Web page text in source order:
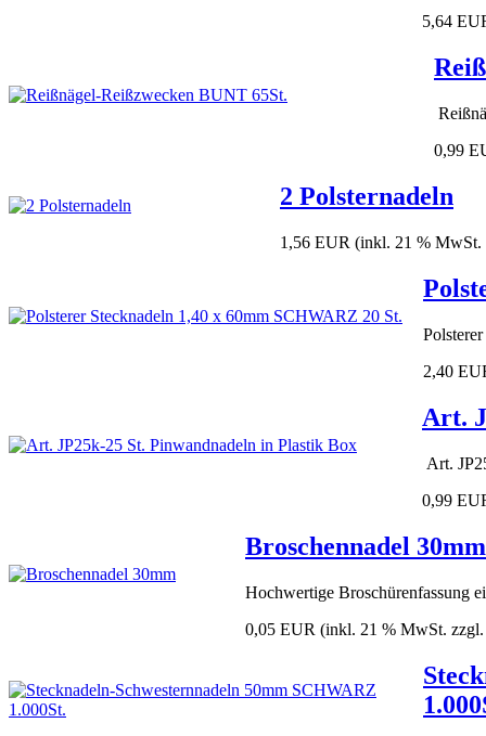
5,64
0,99
2 Polsternadeln
1,56 EUR (inkl. 21 %
2,40
Art.
Art.
0,99
Broschennadel 30mm
Hochwertige Broschürenfassung
0,05 EUR (inkl. 21 % MwSt.